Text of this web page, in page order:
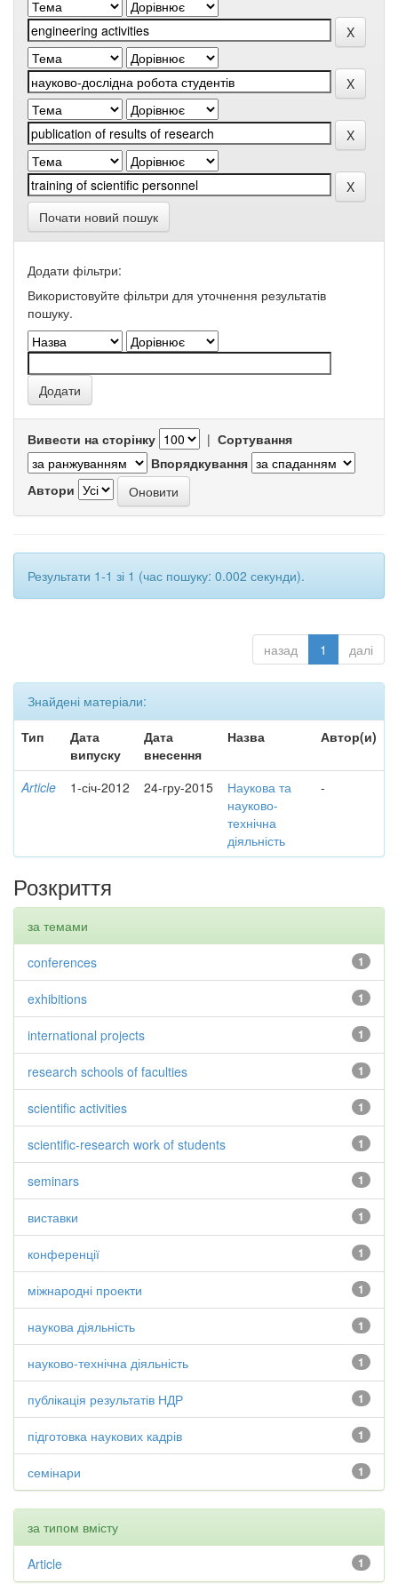
Почати новий пошук
Додати фільтри:
Використовуйте фільтри для уточнення результатів
пошуку.
Вивести на сторінку | Сортування
Впорядкування
Автори
Результати 1-1 зі 1 (час пошуку: 0.002 секунди).
назад 1 далі
Знайдені матеріали:
Тип
Дата
випуску
Дата
внесення
Назва Автор(и)
Article 1-січ-2012 24-гру-2015
Наукова та
науково-
технічна
діяльність
-
Розкриття
за темами
1
conferences
1
exhibitions
1
international projects
1
research schools of faculties
1
scientific activities
1
scientific-research work of students
1
seminars
1
виставки
1
конференції
1
міжнародні проекти
1
наукова діяльність
1
науково-технічна діяльність
1
публікація результатів НДР
1
підготовка наукових кадрів
1
семінари
за типом вмісту
1
Article